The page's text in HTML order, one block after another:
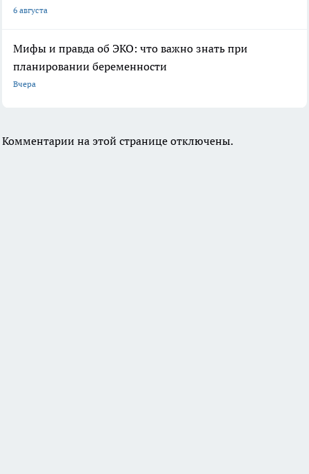
6 августа
Мифы и правда об ЭКО: что важно знать при
планировании беременности
Вчера
Комментарии на этой странице отключены.